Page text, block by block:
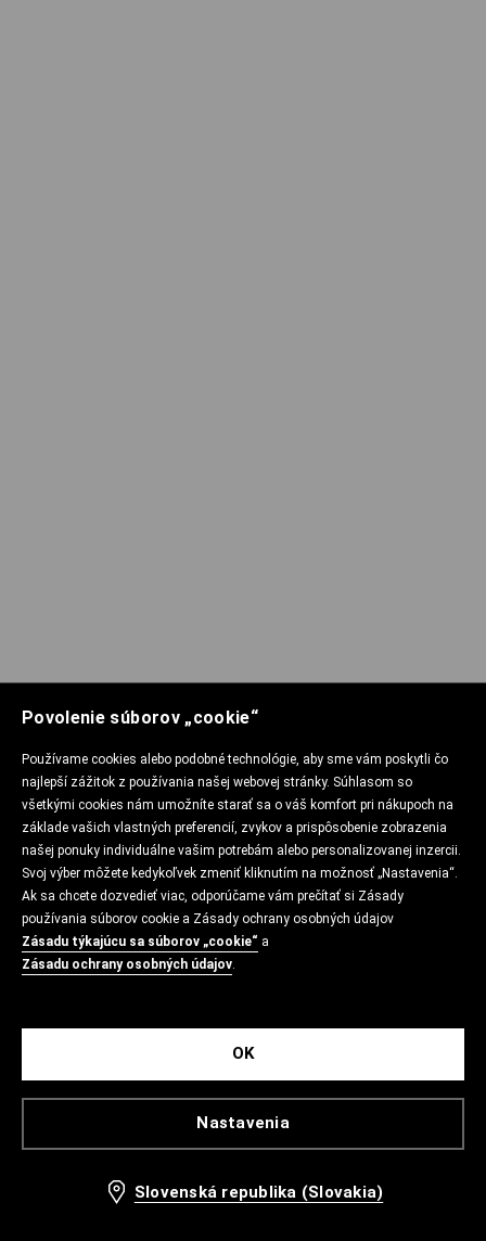
Povolenie súborov „cookie“
Používame cookies alebo podobné technológie, aby sme vám poskytli čo
najlepší zážitok z používania našej webovej stránky. Súhlasom so
všetkými cookies nám umožníte starať sa o váš komfort pri nákupoch na
základe vašich vlastných preferencií, zvykov a prispôsobenie zobrazenia
našej ponuky individuálne vašim potrebám alebo personalizovanej inzercii.
Svoj výber môžete kedykoľvek zmeniť kliknutím na možnosť „Nastavenia“.
Ak sa chcete dozvedieť viac, odporúčame vám prečítať si Zásady
používania súborov cookie a Zásady ochrany osobných údajov
Zásadu týkajúcu sa súborov „cookie“ a
Zásadu ochrany osobných údajov.
Nastavenia
OK
Slovenská republika (Slovakia)